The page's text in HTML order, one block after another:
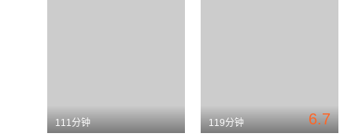
111分钟 6.7
119分钟